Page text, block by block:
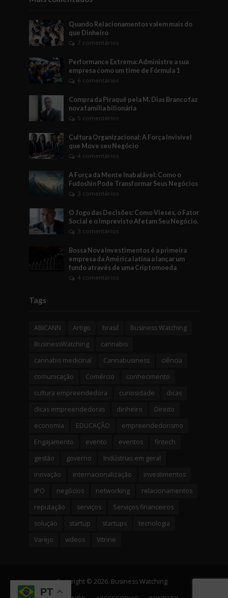
Quando Relacionamentos valem mais do
que Dinheiro
7 comentários
Performance Extrema: Administre a sua
empresa como um time de Fórmula 1
6 comentários
Compra da Piraquê pela M. Dias Branco faz
nova família bilionária
5 comentários
Cultura Organizacional: A Força Invisível
que Move seu Negócio
4 comentários
A Força da Mente Inabalável: Como o
Fudoshin Pode Transformar Seus Negócios
3 comentários
O Jogo das Decisões: Como Vieses, o Fator
Social e o Imprevisto Afetam Seu Negócio.
3 comentários
Bossa Nova Investimentos é a primeira
empresa da América latina a lançar um
fundo através de uma Criptomoeda
4 comentários
Tags
ABICANN Artigo brasil
Business Watching
BusinessWatching
cannabis
cannabis medicinal
Cannabusiness
ciência
comunicação
Comércio
conhecimento
cultura empreendedora
curiosidade
dicas
dicas empreendedoras
dinheiro
Direito
economia
EDUCAÇÃO
empreendedorismo
Engajamento
evento eventos
fintech
gestão
governo
Indústrias em geral
inovação
internacionalização
investimentos
IPO
negócios networking
relacionamentos
reputação
serviços
Serviços financeiros
solução
startup startups
tecnologia
Varejo
videos Vitrine
Copyright © 2026. Business Watching
PT